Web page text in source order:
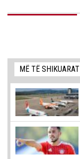
MË TË SHIKUARAT